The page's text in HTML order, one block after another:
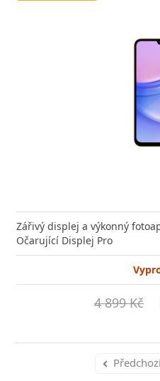
Zářivý displej a výkonný
Očarující Displej Pro
4 899 Kč